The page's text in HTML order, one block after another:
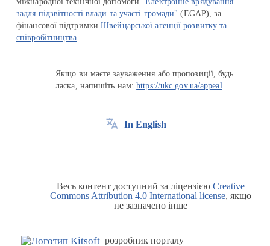
задля підзвітності влади та участі громади" (EGAP), за
фінансової підтримкиШвейцарської агенції розвитку та
співробітництва
Якщо ви маєте зауваження або пропозиції, будь
ласка, напишіть нам:https://ukc.gov.ua/appeal
In English
Весь контент доступний за ліцензією Creative
Commons Attribution 4.0 International license, якщо
не зазначено інше
розробник порталу